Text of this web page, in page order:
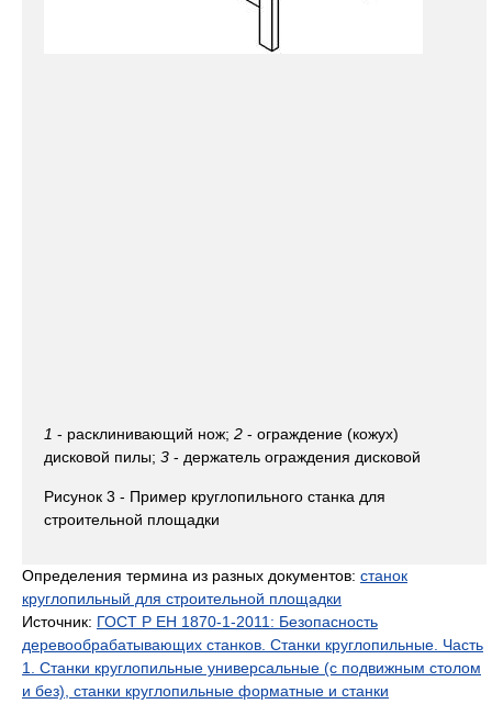
1 - расклинивающий нож; 2 - ограждение (кожух)
дисковой пилы; 3 - держатель ограждения дисковой
Рисунок 3 - Пример круглопильного станка для
строительной площадки
Определения термина из разных документов: станок
круглопильный для строительной площадки
Источник: ГОСТ Р ЕН 1870-1-2011: Безопасность
деревообрабатывающих станков. Станки круглопильные. Часть
1. Станки круглопильные универсальные (с подвижным столом
и без), станки круглопильные форматные и станки